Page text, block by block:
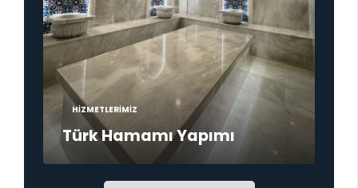
HIZMETLERIMIZ
Türk Hamamı Yapımı